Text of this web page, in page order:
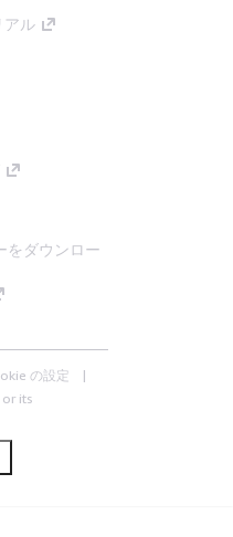
アル
をダウンロー
の設定
its